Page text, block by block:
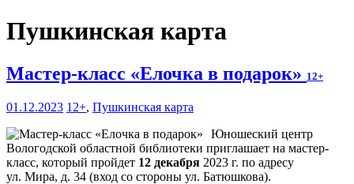
Пушкинская карта
Мастер-класс «Елочка в подарок» 12+
01.12.2023 12+, Пушкинская карта
Юношеский центр
Вологодской областной библиотеки приглашает на мастер-
класс, который пройдет 12 декабря 2023 г. по адресу
ул. Мира, д. 34 (вход со стороны ул. Батюшкова).